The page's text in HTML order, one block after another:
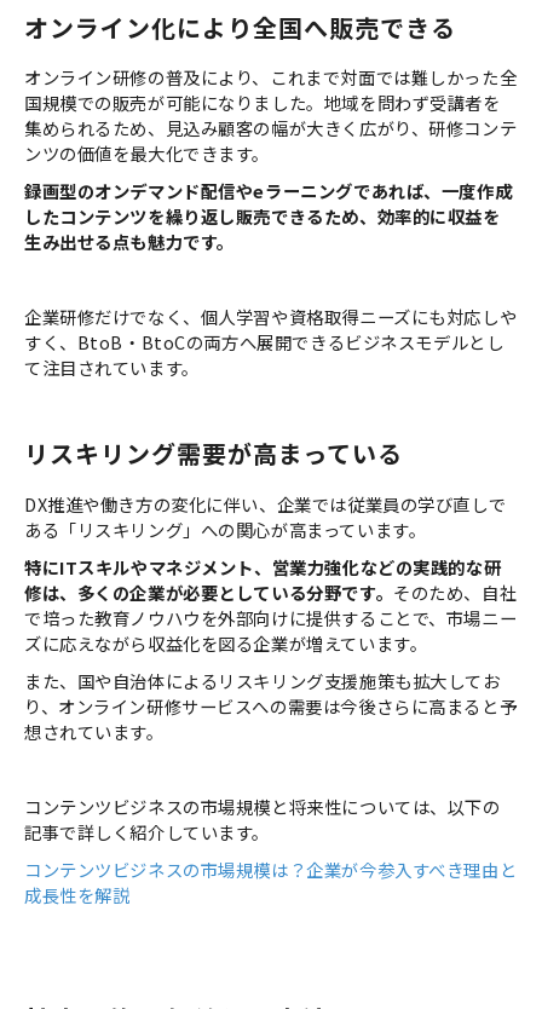
オンライン化により全国へ販売できる
オンライン研修の普及により、これまで対面では難しかった全
国規模での販売が可能になりました。地域を問わず受講者を
集められるため、見込み顧客の幅が大きく広がり、研修コンテ
ンツの価値を最大化できます。
録画型のオンデマンド配信やeラーニングであれば、一度作成
したコンテンツを繰り返し販売できるため、効率的に収益を
生み出せる点も魅力です。
企業研修だけでなく、個人学習や資格取得ニーズにも対応しや
すく、BtoB・BtoCの両方へ展開できるビジネスモデルとし
て注目されています。
リスキリング需要が高まっている
DX推進や働き方の変化に伴い、企業では従業員の学び直しで
ある「リスキリング」への関心が高まっています。
特にITスキルやマネジメント、営業力強化などの実践的な研
修は、多くの企業が必要としている分野です。 そのため、自社
で培った教育ノウハウを外部向けに提供することで、市場ニー
ズに応えながら収益化を図る企業が増えています。
また、国や自治体によるリスキリング支援施策も拡大してお
り、オンライン研修サービスへの需要は今後さらに高まると予
想されています。
コンテンツビジネスの市場規模と将来性については、以下の
記事で詳しく紹介しています。
コンテンツビジネスの市場規模は？企業が今参入すべき理由と
成長性を解説